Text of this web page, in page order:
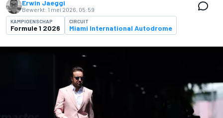
Erwin Jaeggi
Bewerkt: 1 mei 2026, 05:59
KAMPIOENSCHAP
Formule 1 2026
CIRCUIT
Miami International Autodrome